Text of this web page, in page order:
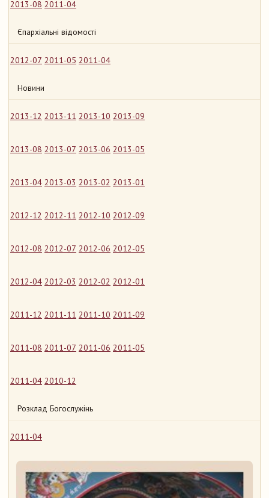
2013-08 2011-04
Єпархіальні відомості
2012-07 2011-05 2011-04
Новини
2013-12 2013-11 2013-10 2013-09
2013-08 2013-07 2013-06 2013-05
2013-04 2013-03 2013-02 2013-01
2012-12 2012-11 2012-10 2012-09
2012-08 2012-07 2012-06 2012-05
2012-04 2012-03 2012-02 2012-01
2011-12 2011-11 2011-10 2011-09
2011-08 2011-07 2011-06 2011-05
2011-04 2010-12
Розклад Богослужінь
2011-04